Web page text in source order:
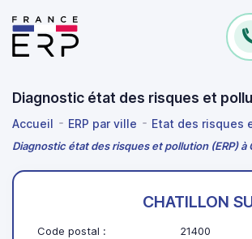
Diagnostic état des risques et
Accueil ERP par ville Etat des risques
Diagnostic état des risques et pollution (ERP) à
CHATILLON
Code postal : 21400